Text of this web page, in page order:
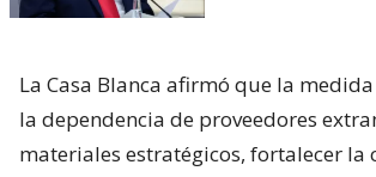
La Casa Blanca afirmó que la
la dependencia de proveedores
materiales estratégicos, fortalecer la